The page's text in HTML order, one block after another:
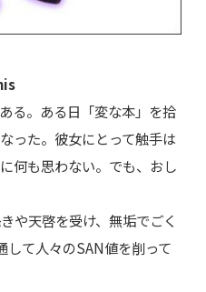
る。ある日「変な本」を拾
った。彼女にとって触手は
何も思わない。でも、おし
や天啓を受け、無垢でごく
て人々のSAN値を削って